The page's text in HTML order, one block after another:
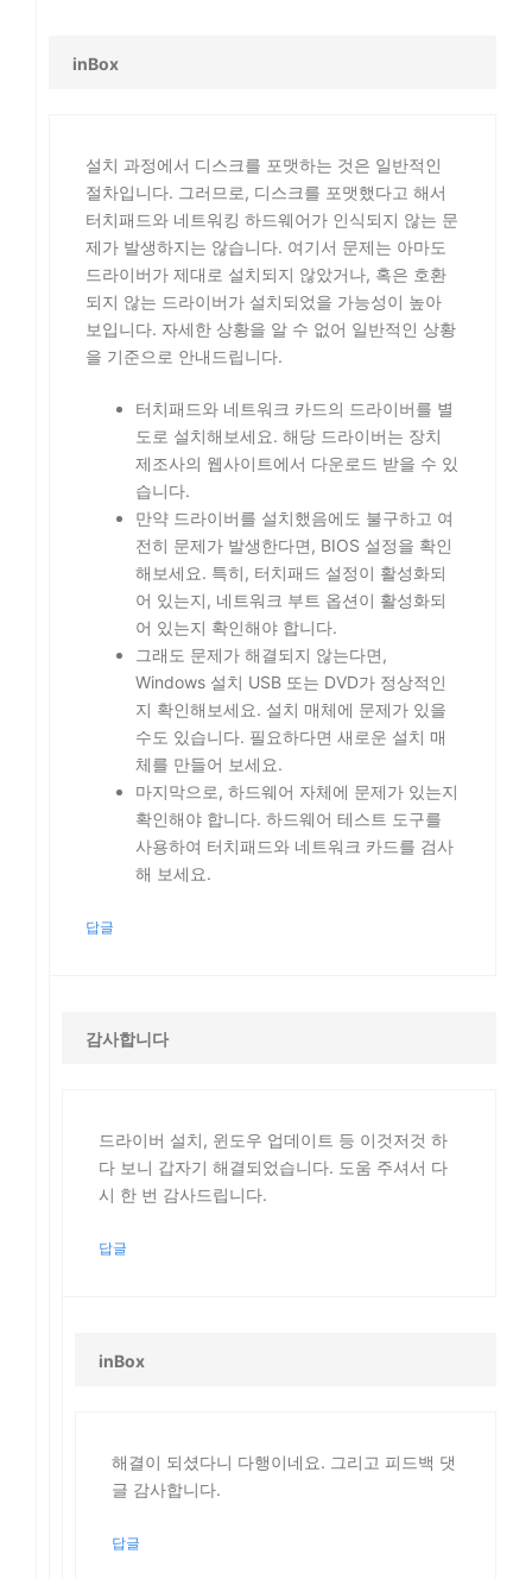
inBox
설치 과정에서 디스크를 포맷하는 것은 일반적인
절차입니다. 그러므로, 디스크를 포맷했다고 해서
터치패드와 네트워킹 하드웨어가 인식되지 않는 문
제가 발생하지는 않습니다. 여기서 문제는 아마도
드라이버가 제대로 설치되지 않았거나, 혹은 호환
되지 않는 드라이버가 설치되었을 가능성이 높아
보입니다. 자세한 상황을 알 수 없어 일반적인 상황
을 기준으로 안내드립니다.
터치패드와 네트워크 카드의 드라이버를 별
도로 설치해보세요. 해당 드라이버는 장치
제조사의 웹사이트에서 다운로드 받을 수 있
습니다.
만약 드라이버를 설치했음에도 불구하고 여
전히 문제가 발생한다면, BIOS 설정을 확인
해보세요. 특히, 터치패드 설정이 활성화되
어 있는지, 네트워크 부트 옵션이 활성화되
어 있는지 확인해야 합니다.
그래도 문제가 해결되지 않는다면,
Windows 설치 USB 또는 DVD가 정상적인
지 확인해보세요. 설치 매체에 문제가 있을
수도 있습니다. 필요하다면 새로운 설치 매
체를 만들어 보세요.
마지막으로, 하드웨어 자체에 문제가 있는지
확인해야 합니다. 하드웨어 테스트 도구를
사용하여 터치패드와 네트워크 카드를 검사
해 보세요.
답글
감사합니다
드라이버 설치, 윈도우 업데이트 등 이것저것 하
다 보니 갑자기 해결되었습니다. 도움 주셔서 다
시 한 번 감사드립니다.
답글
inBox
해결이 되셨다니 다행이네요. 그리고 피드백 댓
글 감사합니다.
답글